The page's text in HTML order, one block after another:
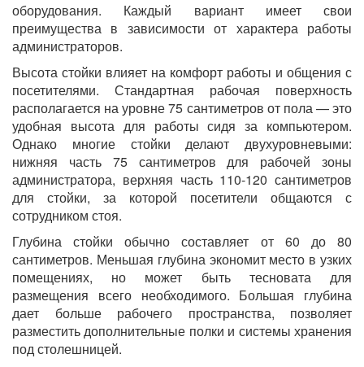
оборудования. Каждый вариант имеет свои
преимущества в зависимости от характера работы
администраторов.
Высота стойки влияет на комфорт работы и общения с
посетителями. Стандартная рабочая поверхность
располагается на уровне 75 сантиметров от пола — это
удобная высота для работы сидя за компьютером.
Однако многие стойки делают двухуровневыми:
нижняя часть 75 сантиметров для рабочей зоны
администратора, верхняя часть 110-120 сантиметров
для стойки, за которой посетители общаются с
сотрудником стоя.
Глубина стойки обычно составляет от 60 до 80
сантиметров. Меньшая глубина экономит место в узких
помещениях, но может быть тесновата для
размещения всего необходимого. Большая глубина
дает больше рабочего пространства, позволяет
разместить дополнительные полки и системы хранения
под столешницей.